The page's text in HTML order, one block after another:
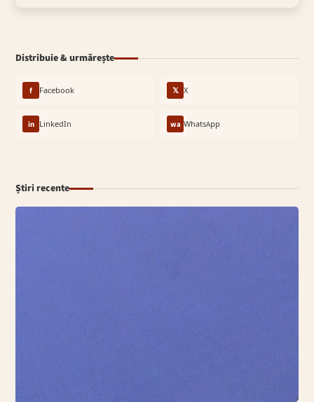
Distribuie & urmărește
f Facebook 𝕏 X
in LinkedIn wa WhatsApp
Știri recente